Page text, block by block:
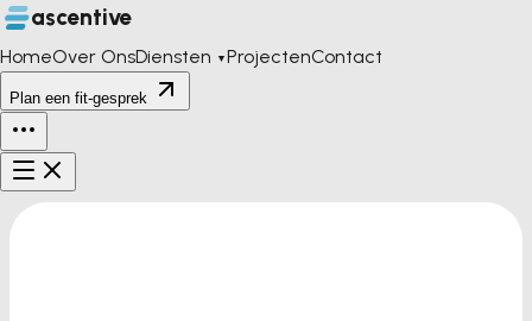
ascentive
HomeOver OnsDiensten ▼ProjectenContact
Plan een fit-gesprek